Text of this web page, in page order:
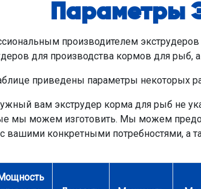
Параметры
производителем
для производства кормов для рыб,
приведены параметры некоторых
вам экструдер корма для рыб не
мы можем изготовить. Мы можем
с вашими конкретными потребностями, а